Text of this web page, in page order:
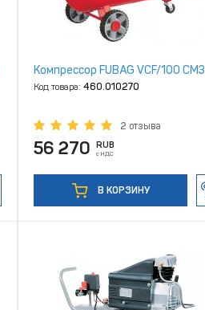
Компрессор FUBAG VCF/100 СM3
Код товара:460.010270
2 отзыва
56 270 RUB
с НДС
В КОРЗИНУ